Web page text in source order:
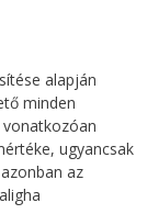
alapján
minden
ugyancsak
az